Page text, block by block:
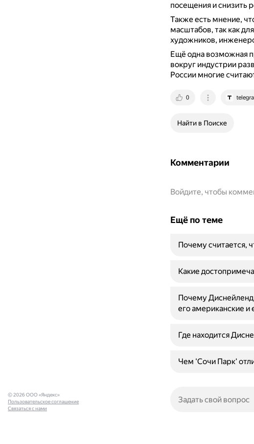
посещения и снизить
Также есть мнение,
масштабов, так как
художников,
Ещё одна возможная
вокруг индустрии
России многие
0
Найти в Поиске
Комментарии
Войдите, чтобы
Ещё по теме
Почему считается,
Какие
Почему Диснейленд
его американские и
Где находится
Чем 'Сочи Парк'
© 2026 ООО «Яндекс»
Пользовательское соглашение
Связаться с нами